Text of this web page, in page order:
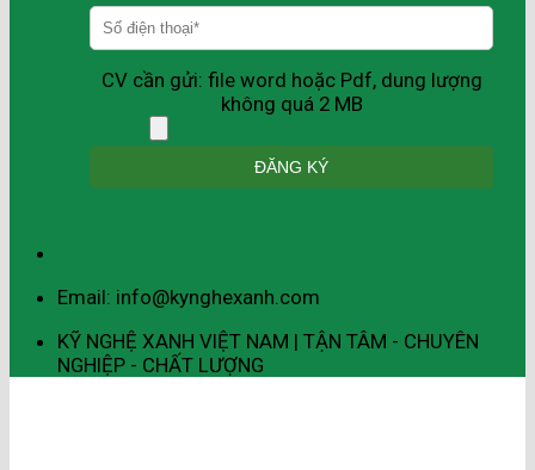
CV cần gửi: file word hoặc Pdf, dung lượng
không quá 2 MB
Email: info@kynghexanh.com
KỸ NGHỆ XANH VIỆT NAM | TẬN TÂM - CHUYÊN
NGHIỆP - CHẤT LƯỢNG